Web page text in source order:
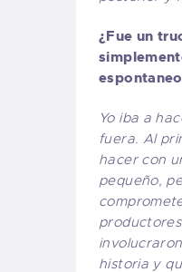
¿Fue un
Yo iba a
fuera. Al
hacer con
pequeño,
historia y